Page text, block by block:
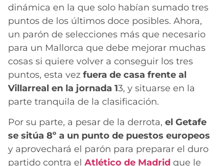
dinámica en la que solo habían sumado tres
puntos de los últimos doce posibles. Ahora,
un parón de selecciones más que necesario
para un Mallorca que debe mejorar muchas
cosas si quiere volver a conseguir los tres
puntos, esta vez fuera de casa frente al
Villarreal en la jornada 13, y situarse en la
parte tranquila de la clasificación.
Por su parte, a pesar de la derrota, el Getafe
se sitúa 8º a un punto de puestos europeos
y aprovechará el parón para preparar el duro
partido contra el Atlético de Madrid que le